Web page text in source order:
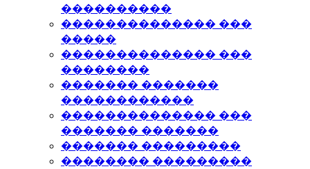
����������
�������������� ���
�����
�������������� ���
��������
������� �������
������������
�������������� ���
������� �������
������� ���������
�������� ���������